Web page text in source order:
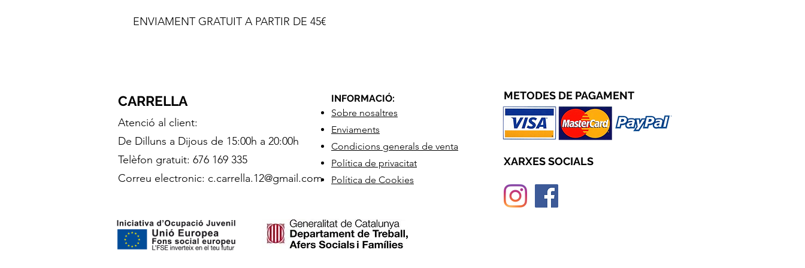
ENVIAMENT GRATUIT A PARTIR DE 45€
CARRELLA
Atenció al client:
De Dilluns a Dijous de 15:00h a 20:00h
Telèfon gratuit: 676 169 335
Correu electronic: c.carrella.12@gmail.com
INFORMACIÓ:
Sobre nosaltres
Enviaments
Condicions generals de venta
Política de privacitat
Política de Cookies
METODES DE PAGAMENT
XARXES SOCIALS